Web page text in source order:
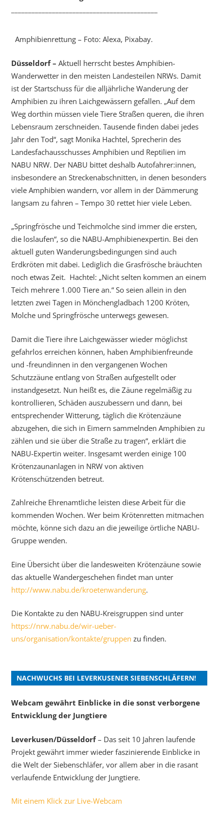
Amphibienrettung – Foto: Alexa, Pixabay.
Düsseldorf – Aktuell herrscht bestes Amphibien-
Wanderwetter in den meisten Landesteilen NRWs. Damit
ist der Startschuss für die alljährliche Wanderung der
Amphibien zu ihren Laichgewässern gefallen. „Auf dem
Weg dorthin müssen viele Tiere Straßen queren, die ihren
Lebensraum zerschneiden. Tausende finden dabei jedes
Jahr den Tod“, sagt Monika Hachtel, Sprecherin des
Landesfachausschusses Amphibien und Reptilien im
NABU NRW. Der NABU bittet deshalb Autofahrer:innen,
insbesondere an Streckenabschnitten, in denen besonders
viele Amphibien wandern, vor allem in der Dämmerung
langsam zu fahren – Tempo 30 rettet hier viele Leben.
„Springfrösche und Teichmolche sind immer die ersten,
die loslaufen“, so die NABU-Amphibienexpertin. Bei den
aktuell guten Wanderungsbedingungen sind auch
Erdkröten mit dabei. Lediglich die Grasfrösche bräuchten
noch etwas Zeit. Hachtel: „Nicht selten kommen an einem
Teich mehrere 1.000 Tiere an.“ So seien allein in den
letzten zwei Tagen in Mönchengladbach 1200 Kröten,
Molche und Springfrösche unterwegs gewesen.
Damit die Tiere ihre Laichgewässer wieder möglichst
gefahrlos erreichen können, haben Amphibienfreunde
und -freundinnen in den vergangenen Wochen
Schutzzäune entlang von Straßen aufgestellt oder
instandgesetzt. Nun heißt es, die Zäune regelmäßig zu
kontrollieren, Schäden auszubessern und dann, bei
entsprechender Witterung, täglich die Krötenzäune
abzugehen, die sich in Eimern sammelnden Amphibien zu
zählen und sie über die Straße zu tragen“, erklärt die
NABU-Expertin weiter. Insgesamt werden einige 100
Krötenzaunanlagen in NRW von aktiven
Krötenschützenden betreut.
Zahlreiche Ehrenamtliche leisten diese Arbeit für die
kommenden Wochen. Wer beim Krötenretten mitmachen
möchte, könne sich dazu an die jeweilige örtliche NABU-
Gruppe wenden.
Eine Übersicht über die landesweiten Krötenzäune sowie
das aktuelle Wandergeschehen findet man unter
http://www.nabu.de/kroetenwanderung.
Die Kontakte zu den NABU-Kreisgruppen sind unter
https://nrw.nabu.de/wir-ueber-
uns/organisation/kontakte/gruppen zu finden.
NACHWUCHS BEI LEVERKUSENER SIEBENSCHLÄFERN!
Webcam gewährt Einblicke in die sonst verborgene
Entwicklung der Jungtiere
Leverkusen/Düsseldorf– Das seit 10 Jahren laufende
Projekt gewährt immer wieder faszinierende Einblicke in
die Welt der Siebenschläfer, vor allem aber in die rasant
verlaufende Entwicklung der Jungtiere.
Mit einem Klick zur Live-Webcam